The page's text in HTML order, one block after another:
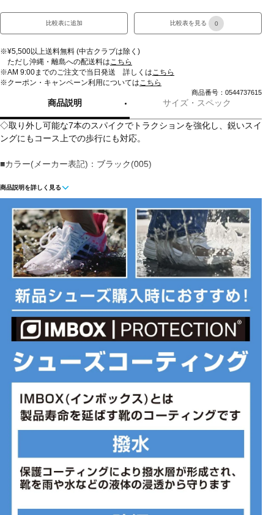
比較表に追加 比較表を見る 0
※¥5,500以上送料無料 (中古クラブは除く)
ただし沖縄・離島への配送料はこちら
※AM 9:00までのご注文で当日発送 詳しくはこちら
※クーポン・キャンペーン利用についてはこちら
商品番号：0544737615
商品説明 サイズ・スペック
◇取り外し可能な7本のスパイクでトラクションを強化し、鋭いスイ
ングにもコース上での歩行にも対応。
■カラー(メーカー表記)：ブラック(005)
■スパイク種類：合成樹脂(取替式スパイク)
■生産国：中国
■2025年モデル
※ブランドやシリーズによっては甲高や幅等小さめに作られている
ことがあります。あくまで目安としてご判断ください。
■メーカー型番：FZ4153005
商品説明を詳しく見る